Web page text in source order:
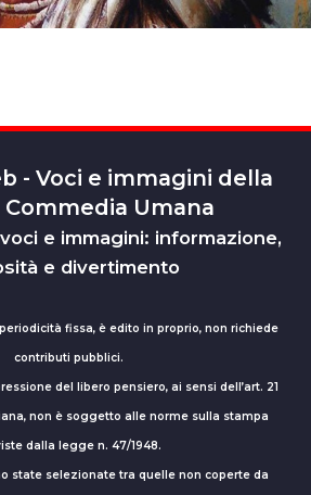
- Voci e immagini della
Umana
e immagini: informazione,
e divertimento
fissa, è edito in proprio, non richiede
contributi pubblici.
del libero pensiero, ai sensi dell’art. 21
non è soggetto alle norme sulla stampa
dalla legge n. 47/1948.
state selezionate tra quelle non coperte da